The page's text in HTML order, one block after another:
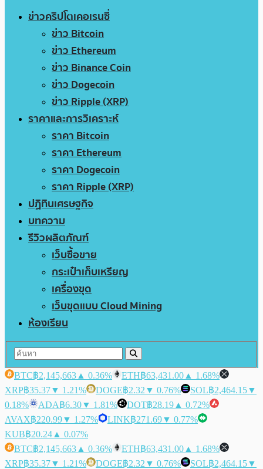
ข่าวคริปโตเคอเรนซี่
ข่าว Bitcoin
ข่าว Ethereum
ข่าว Binance Coin
ข่าว Dogecoin
ข่าว Ripple (XRP)
ราคาและการวิเคราะห์
ราคา Bitcoin
ราคา Ethereum
ราคา Dogecoin
ราคา Ripple (XRP)
ปฏิทินเศรษฐกิจ
บทความ
รีวิวผลิตภัณฑ์
เว็บซื้อขาย
กระเป๋าเก็บเหรียญ
เครื่องขุด
เว็บขุดแบบ Cloud Mining
ห้องเรียน
BTC฿2,145,663 ▲ 0.36% ETH฿63,431.00 ▲ 1.68%
XRP฿35.37▼ 1.21% DOGE฿2.32 ▼ 0.76% SOL฿2,464.15▼
0.18%
ADA฿6.30▼ 1.81% DOT฿28.19 ▲ 0.72%
AVAX฿220.99▼ 1.27% LINK฿271.69▼ 0.77%
KUB฿20.24 ▲ 0.07%
BTC฿2,145,663 ▲ 0.36% ETH฿63,431.00 ▲ 1.68%
XRP฿35.37▼ 1.21% DOGE฿2.32 ▼ 0.76% SOL฿2,464.15▼